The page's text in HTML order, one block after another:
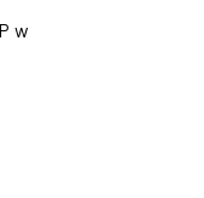
w